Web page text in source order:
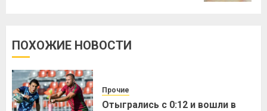
ПОХОЖИЕ НОВОСТИ
Прочие
Отыгрались с 0:12 и вошли в